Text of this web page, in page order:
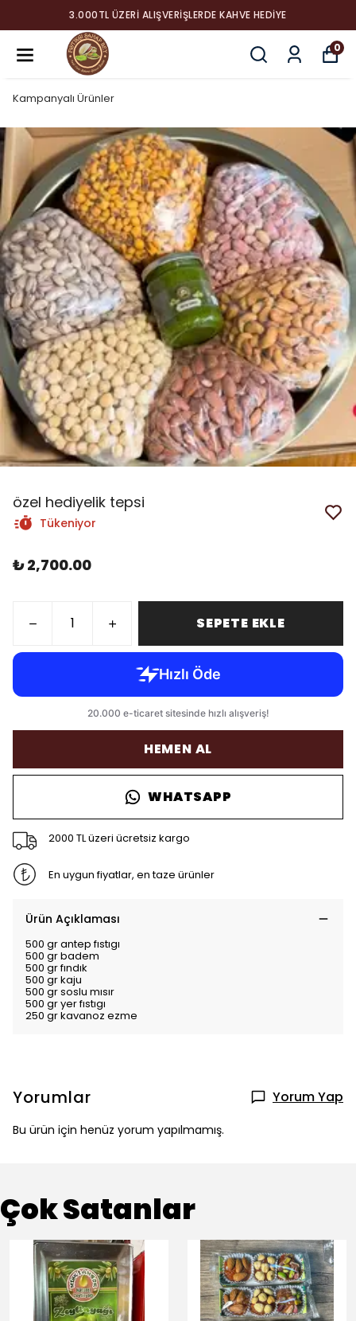
3.000TL ÜZERI ALIŞVERIŞLERDE KAHVE HEDIYE
0
Kampanyalı Ürünler
özel hediyelik tepsi
Tükeniyor
₺ 2,700.00
SEPETE EKLE
HEMEN AL
WHATSAPP
2000 TL üzeri ücretsiz kargo
En uygun fiyatlar, en taze ürünler
Ürün Açıklaması
500 gr antep fıstıgı
500 gr badem
500 gr fındık
500 gr kaju
500 gr soslu mısır
500 gr yer fıstıgı
250 gr kavanoz ezme
Yorumlar Yorum Yap
Bu ürün için henüz yorum yapılmamış.
Çok Satanlar